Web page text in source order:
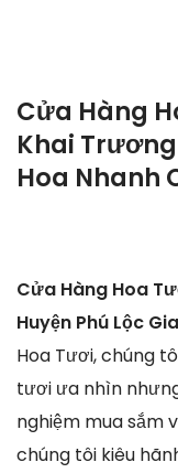
Cửa Hàng
Khai Trương
Hoa Nhanh
Cửa Hàng Hoa
Huyện Phú Lộc
Hoa Tươi, chúng
tươi ưa nhìn
nghiệm mua sắm
chúng tôi kiêu